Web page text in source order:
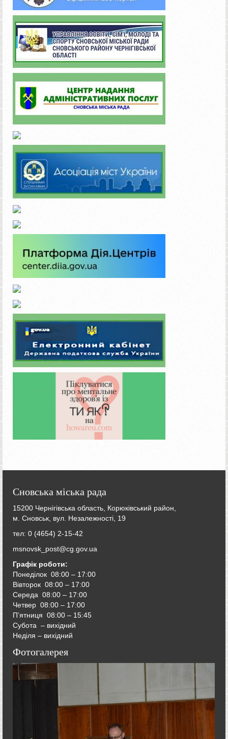
Сновська міська рада
15200 Чернігівська область, Корюківський район,
м. Сновськ, вул. Незалежності, 19
тел: 0 (4654) 2-15-42
msnovsk_post@cg.gov.ua
Графік роботи:
Понеділок 08:00 – 17:00
Вівторок 08:00 – 17:00
Середа 08:00 – 17:00
Четвер 08:00 – 17:00
П’ятниця 08:00 – 15:45
Субота – вихідний
Неділя – вихідний
Фотогалерея